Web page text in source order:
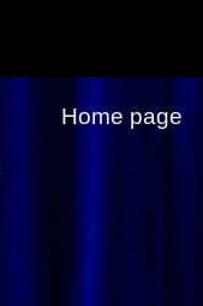
Home page